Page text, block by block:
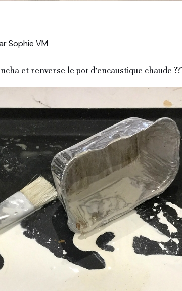
Sophie VM
et renverse le pot d’encaustique chaude